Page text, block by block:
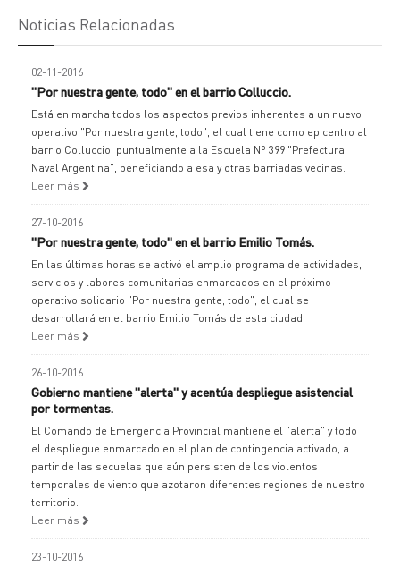
Noticias Relacionadas
02-11-2016
"Por nuestra gente, todo" en el barrio Colluccio.
Está en marcha todos los aspectos previos inherentes a un nuevo
operativo "Por nuestra gente, todo", el cual tiene como epicentro al
barrio Colluccio, puntualmente a la Escuela Nº 399 "Prefectura
Naval Argentina", beneficiando a esa y otras barriadas vecinas.
Leer más
27-10-2016
"Por nuestra gente, todo" en el barrio Emilio Tomás.
En las últimas horas se activó el amplio programa de actividades,
servicios y labores comunitarias enmarcados en el próximo
operativo solidario "Por nuestra gente, todo", el cual se
desarrollará en el barrio Emilio Tomás de esta ciudad.
Leer más
26-10-2016
Gobierno mantiene "alerta" y acentúa despliegue asistencial
por tormentas.
El Comando de Emergencia Provincial mantiene el "alerta" y todo
el despliegue enmarcado en el plan de contingencia activado, a
partir de las secuelas que aún persisten de los violentos
temporales de viento que azotaron diferentes regiones de nuestro
territorio.
Leer más
23-10-2016